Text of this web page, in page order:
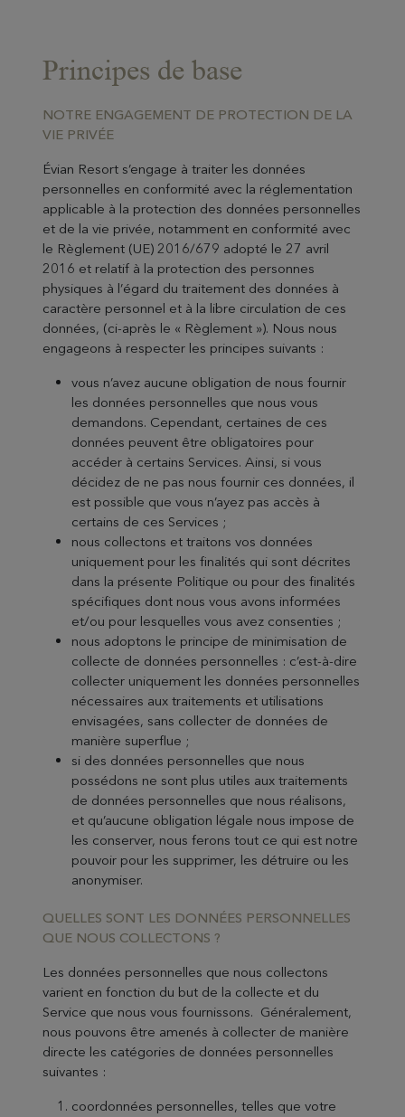
Principes de base
NOTRE ENGAGEMENT DE PROTECTION DE LA
VIE PRIVÉE
Évian Resort s’engage à traiter les données
personnelles en conformité avec la réglementation
applicable à la protection des données personnelles
et de la vie privée, notamment en conformité avec
le Règlement (UE) 2016/679 adopté le 27 avril
2016 et relatif à la protection des personnes
physiques à l’égard du traitement des données à
caractère personnel et à la libre circulation de ces
données, (ci-après le « Règlement »). Nous nous
engageons à respecter les principes suivants :
vous n’avez aucune obligation de nous fournir
les données personnelles que nous vous
demandons. Cependant, certaines de ces
données peuvent être obligatoires pour
accéder à certains Services. Ainsi, si vous
décidez de ne pas nous fournir ces données, il
est possible que vous n’ayez pas accès à
certains de ces Services ;
nous collectons et traitons vos données
uniquement pour les finalités qui sont décrites
dans la présente Politique ou pour des finalités
spécifiques dont nous vous avons informées
et/ou pour lesquelles vous avez consenties ;
nous adoptons le principe de minimisation de
collecte de données personnelles : c’est-à-dire
collecter uniquement les données personnelles
nécessaires aux traitements et utilisations
envisagées, sans collecter de données de
manière superflue ;
si des données personnelles que nous
possédons ne sont plus utiles aux traitements
de données personnelles que nous réalisons,
et qu’aucune obligation légale nous impose de
les conserver, nous ferons tout ce qui est notre
pouvoir pour les supprimer, les détruire ou les
anonymiser.
QUELLES SONT LES DONNÉES PERSONNELLES
QUE NOUS COLLECTONS ?
Les données personnelles que nous collectons
varient en fonction du but de la collecte et du
Service que nous vous fournissons. Généralement,
nous pouvons être amenés à collecter de manière
directe les catégories de données personnelles
suivantes :
coordonnées personnelles, telles que votre